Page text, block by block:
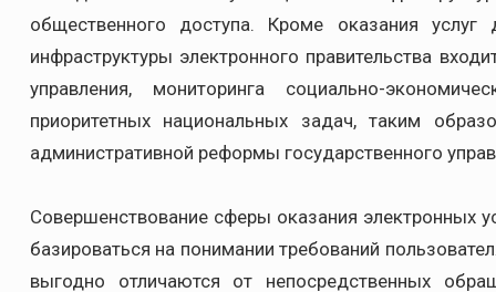
общественного доступа. Кроме оказания
инфраструктуры электронного правительства
управления, мониторинга социально-
приоритетных национальных задач, таким
административной реформы государственного
Совершенствование сферы оказания электронных
базироваться на понимании требований
выгодно отличаются от непосредственных